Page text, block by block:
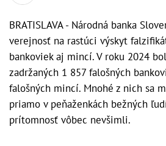
BRATISLAVA - Národná banka
verejnosť na rastúci výskyt
bankoviek aj mincí. V roku 2024
zadržaných 1 857 falošných
falošných mincí. Mnohé z nich sa
priamo v peňaženkách bežných
prítomnosť vôbec nevšimli.